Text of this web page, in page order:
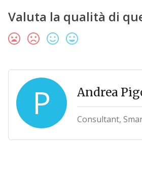
Valuta la qualità di
P Andrea
Consultant,